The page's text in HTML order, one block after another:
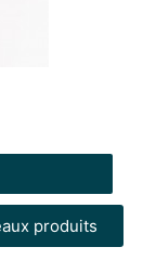
produits